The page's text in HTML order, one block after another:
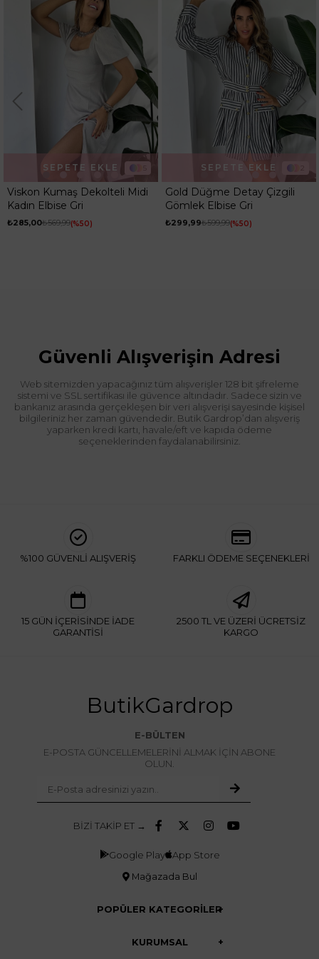
Ortam Günlük
Gold Düğme Detay Çizgili
Gömlek Elbise Gri
₺299,99₺599,99 %50
SEPETE EKLE
Viskon Kumaş Dekolteli Midi
Kadın Elbise Kahve
₺285,00₺569,99 %50
SEPETE EKLE
Güvenli Alışverişin Adresi
Web sitemizden yapacağınız tüm alışverişler 128 bit şifreleme
sistemi ve SSL sertifikası ile güvence altındadır. Sadece sizin ve
bankanız arasında gerçekleşen bir veri alışverişi sayesinde kişisel
bilgileriniz her zaman güvendedir. Butik Gardrop’dan alışveriş
yaparken kredi kartı, havale/eft ve kapıda ödeme
seçeneklerinden faydalanabilirsiniz.
%100 GÜVENLİ ALIŞVERİŞ FARKLI ÖDEME SEÇENEKLERİ
15 GÜN İÇERİSİNDE İADE
GARANTİSİ
2500 TL VE ÜZERİ ÜCRETSİZ
KARGO
ButikGardrop
E-BÜLTEN
E-POSTA GÜNCELLEMELERİNİ ALMAK İÇİN ABONE
OLUN.
BİZİ TAKİP ET →
Google Play App Store
Mağazada Bul
POPÜLER KATEGORİLER
KURUMSAL